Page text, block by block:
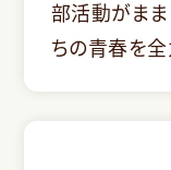
部活動がま
ちの青春を全